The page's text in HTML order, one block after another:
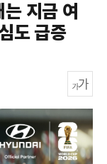
지금 여
도 급증